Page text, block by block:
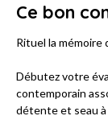
Ce bon
Rituel la mémoire
Débutez votre
contemporain
détente et seau